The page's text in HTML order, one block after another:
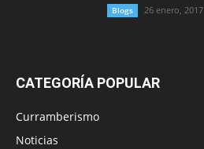
Blogs 26 enero, 2017
CATEGORÍA POPULAR
Curramberismo
Noticias